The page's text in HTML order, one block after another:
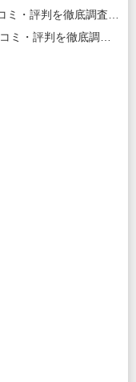
神保町レコード社のレコード買取の口コミ・評判を徹底調査【2020年最新】
チクロマーケットのレコード 買取の口コミ・評判を徹底調査【2020年最新】